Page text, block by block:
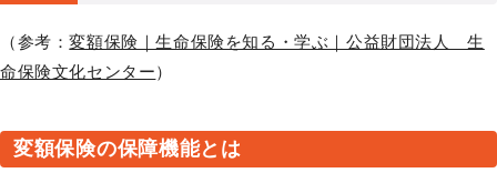
（参考：変額保険｜生命保険を知る・学ぶ｜公益財団法人 生
命保険文化センター）
変額保険の保障機能とは